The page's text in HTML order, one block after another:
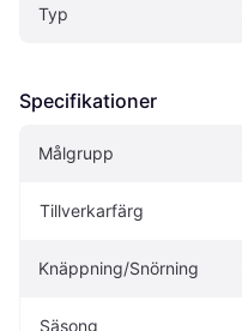
Typ
Specifikationer
Målgrupp
Tillverkarfärg
Knäppning/Snörning
Säsong